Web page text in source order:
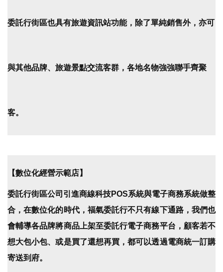
委託行街區也具有旅遊資訊站功能，除了單純銷售外，亦可
與其他品牌、旅遊景點交流客群，各地名物強強聯手齊聚
客。
【數位化經營示範店】
委託行街區公司引進商線科技POS系統與電子商務系統做整
合，在數位化的時代，福氣委託行不只有線下通路，我們也
會輔導各品牌將商品上架至委託行電子商務平台，顧客若不
想大包小包、或是買了還想再買，都可以透過電商統一訂購
寄送到府。